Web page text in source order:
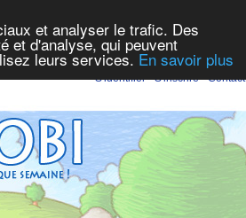
et analyser le trafic. Des
et d'analyse, qui peuvent
leurs services. En savoir plus
S'identifier -S'inscrire -Contact